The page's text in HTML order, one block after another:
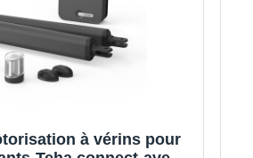
à vérins pour